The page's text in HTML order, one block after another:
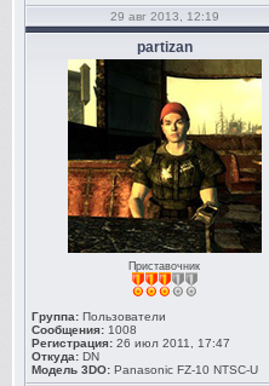
29 авг 2013, 12:19
partizan
Приставочник
Группа: Пользователи
Сообщения: 1008
Регистрация: 26 июл 2011, 17:47
Откуда: DN
Модель 3DO: Panasonic FZ-10 NTSC-U